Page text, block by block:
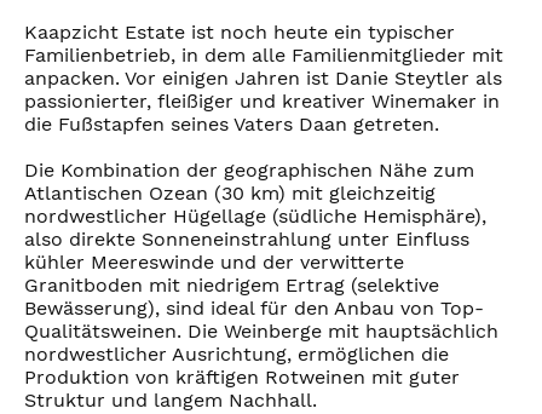
Kaapzicht Estate ist noch heute ein typischer
Familienbetrieb, in dem alle Familienmitglieder mit
anpacken. Vor einigen Jahren ist Danie Steytler als
passionierter, fleißiger und kreativer Winemaker in
die Fußstapfen seines Vaters Daan getreten.
Die Kombination der geographischen Nähe zum
Atlantischen Ozean (30 km) mit gleichzeitig
nordwestlicher Hügellage (südliche Hemisphäre),
also direkte Sonneneinstrahlung unter Einfluss
kühler Meereswinde und der verwitterte
Granitboden mit niedrigem Ertrag (selektive
Bewässerung), sind ideal für den Anbau von Top-
Qualitätsweinen. Die Weinberge mit hauptsächlich
nordwestlicher Ausrichtung, ermöglichen die
Produktion von kräftigen Rotweinen mit guter
Struktur und langem Nachhall.